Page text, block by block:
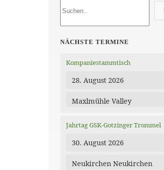
NÄCHSTE TERMINE
Kompaniestammtisch
28. August 2026
Maxlmühle Valley
Jahrtag GSK-Gotzinger Trommel
30. August 2026
Neukirchen Neukirchen